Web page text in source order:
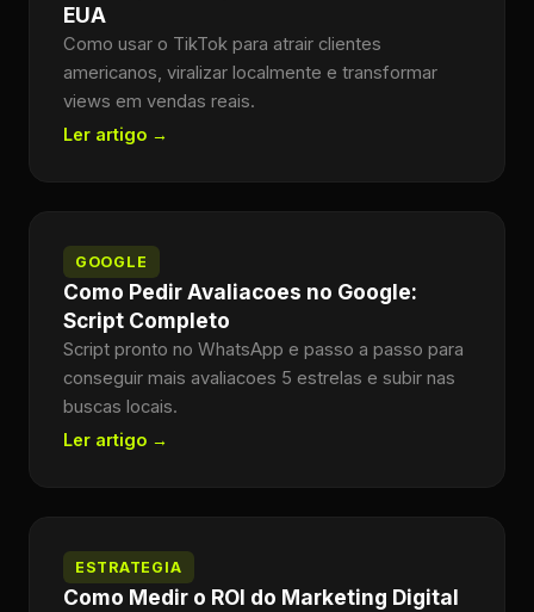
EUA
Como usar o TikTok para atrair clientes
americanos, viralizar localmente e transformar
views em vendas reais.
Ler artigo →
GOOGLE
Como Pedir Avaliacoes no Google:
Script Completo
Script pronto no WhatsApp e passo a passo para
conseguir mais avaliacoes 5 estrelas e subir nas
buscas locais.
Ler artigo →
ESTRATEGIA
Como Medir o ROI do Marketing Digital